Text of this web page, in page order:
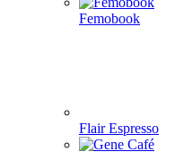
Femobook
Flair Espresso